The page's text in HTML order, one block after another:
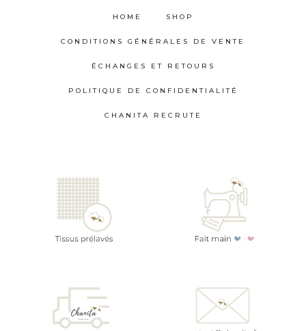
HOME SHOP
CONDITIONS GÉNÉRALES DE VENTE
ÉCHANGES ET RETOURS
POLITIQUE DE CONFIDENTIALITÉ
CHANITA RECRUTE